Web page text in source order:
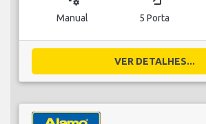
Manual 5 Porta
VER DETALHES...